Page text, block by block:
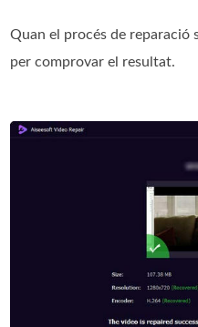
Quan el procés de reparació
per comprovar el resultat.